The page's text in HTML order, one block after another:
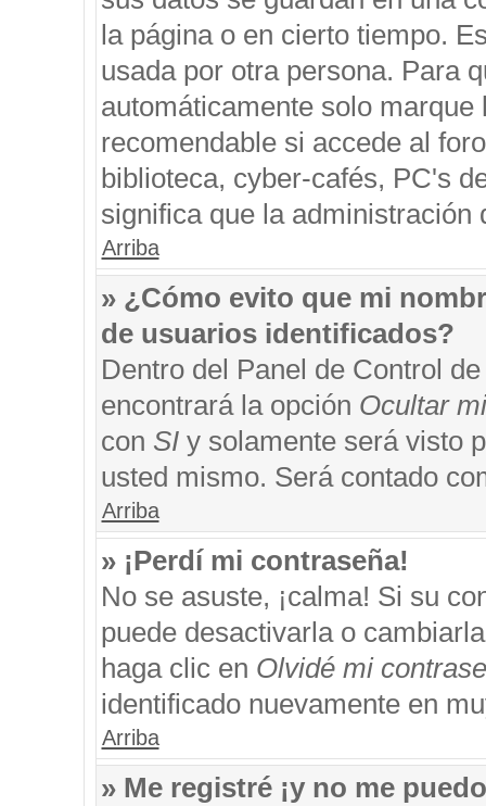
la página o en cierto tiempo.
usada por otra persona. Para
automáticamente solo
recomendable si accede al
biblioteca, cyber-cafés, PC's
significa que la administración
Arriba
» ¿Cómo evito que mi
de usuarios identificados?
Dentro del Panel de Control
encontrará la opción Ocultar
con SIy solamente será visto
usted mismo. Será contado
Arriba
» ¡Perdí mi contraseña!
No se asuste, ¡calma! Si su
puede desactivarla o
haga clic en Olvidé mi
identificado nuevamente en
Arriba
» Me registré ¡y no me